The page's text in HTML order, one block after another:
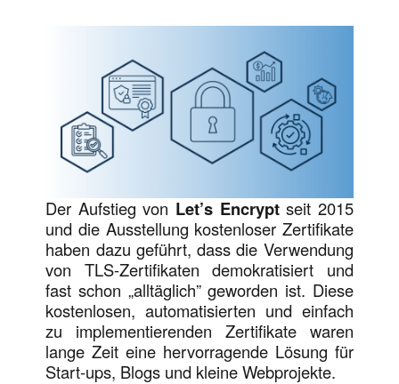
Der Aufstieg von Let’s Encryptseit 2015
und die Ausstellung kostenloser Zertifikate
haben dazu geführt, dass die Verwendung
von TLS-Zertifikaten demokratisiert und
fast schon „alltäglich” geworden ist. Diese
kostenlosen, automatisierten und einfach
zu implementierenden Zertifikate waren
lange Zeit eine hervorragende Lösung für
Start-ups, Blogs und kleine Webprojekte.